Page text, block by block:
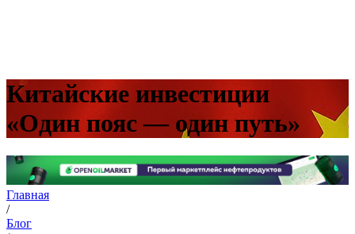
Китайские инвестиции
«Один пояс — один путь»
Главная
/
Блог